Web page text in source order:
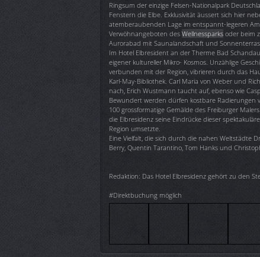
Ringsum der einzige Felsen-Nationalpark
Fenstern die Elbe. Exklusivität äussert sich hier
atemberaubenden Lage im entspannt-legeren
Verwöhnangeboten des Wellnessparks oder beim
Aurorabad mit Saunalandschaft und
Im Hotel Elbresident an der Therme Bad
eigener kultureller Mikro- Kosmos. Unzählige
verbunden mit der Region, vibrieren durch das
Karl-May-Bibliothek. Carl Maria von Weber und
nach, Erich Wustmann taucht auf, ebenso wie
Bewundert werden dürfen kostbare Radierungen
100 grossformatige Gemälde des Freiburger
die Elbresidenz seine Eindrücke dieser
Region umsetzte.
Eine Vielfalt, die sich durch die nahen Weltstädte
Berry, Quentin Tarantino, Tom Hanks und
Redaktion: Das Hotel Elbresidenz gehört zu den
#Direktbuchung möglich